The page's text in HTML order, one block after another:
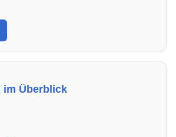
in Siegen – modern,
sofort bezugsfertig.
im Überblick